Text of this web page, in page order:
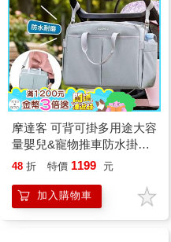
摩達客 可背可掛多用途大容
量嬰兒&寵物推車防水掛包
肩背包 灰色 可手提斜背外
48 折 特價 1199 元
加入購物車